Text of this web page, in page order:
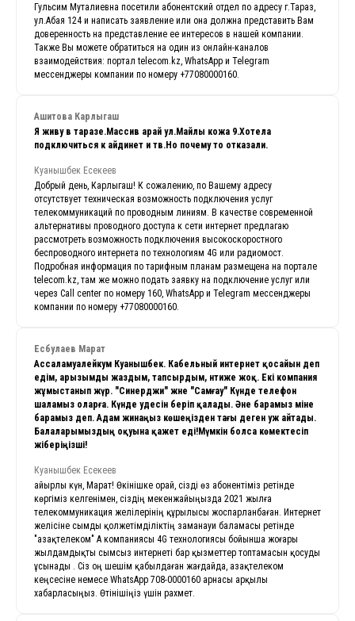
Гульсим Муталиевна посетили абонентский отдел по адресу г.Тараз,
ул.Абая 124 и написать заявление или она должна представить Вам
доверенность на представление ее интересов в нашей компании.
Также Вы можете обратиться на один из онлайн-каналов
взаимодействия: портал telecom.kz, WhatsApp и Telegram
мессенджеры компании по номеру +77080000160.
Ашитова Карлыгаш
Я живу в таразе.Массив арай ул.Майлы кожа 9.Хотела
подключиться к айдинет и тв.Но почему то отказали.
Куанышбек Есекеев
Добрый день, Карлыгаш! К сожалению, по Вашему адресу
отсутствует техническая возможность подключения услуг
телекоммуникаций по проводным линиям. В качестве современной
альтернативы проводного доступа к сети интернет предлагаю
рассмотреть возможность подключения высокоскоростного
беспроводного интернета по технологиям 4G или радиомост.
Подробная информация по тарифным планам размещена на портале
telecom.kz, там же можно подать заявку на подключение услуг или
через Call center по номеру 160, WhatsApp и Telegram мессенджеры
компании по номеру +77080000160.
Есбулаев Марат
Ассаламуалейкум Куанышбек. Кабельный интернет қосайын деп
едім, арызымды жаздым, тапсырдым, нәтиже жоқ. Екі компания
жұмыстанып жүр. "Синерджи" және "Самғау" Күнде телефон
шаламыз оларға. Күнде уәдесін беріп қалады. Әне барамыз міне
барамыз деп. Адам жинаңыз көшеңізден тағы деген уәж айтады.
Балаларымыздың оқуына қажет еді!Мүмкін болса көмектесіп
жіберіңізші!
Куанышбек Есекеев
Қайырлы күн, Марат! Өкінішке орай, сізді өз абонентіміз ретінде
көргіміз келгенімен, сіздің мекенжайыңызда 2021 жылға
телекоммуникация желілерінің құрылысы жоспарланбаған. Интернет
желісіне сымды қолжетімділіктің заманауи баламасы ретінде
"Қазақтелеком" АҚ компаниясы 4G технологиясы бойынша жоғары
жылдамдықты сымсыз интернеті бар қызметтер топтамасын қосуды
ұсынады . Сіз оң шешім қабылдаған жағдайда, Қазақтелеком
кеңсесіне немесе WhatsApp 708-0000160 арнасы арқылы
хабарласыңыз. Өтінішіңіз үшін рахмет.